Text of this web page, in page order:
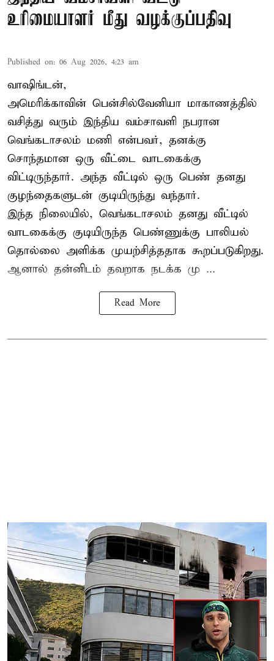
உரிமையாளர் மீது வழக்குப்பதிவு
Published on: 06 Aug 2026, 4:23 am
வாஷிங்டன்,
அமெரிக்காவின் பென்சில்வேனியா மாகாணத்தில்
வசித்து வரும் இந்திய வம்சாவளி நபரான
வெங்கடாசலம் மணி என்பவர், தனக்கு
சொந்தமான ஒரு வீட்டை வாடகைக்கு
விட்டிருந்தார். அந்த வீட்டில் ஒரு பெண் தனது
குழந்தைகளுடன் குடியிருந்து வந்தார்.
இந்த நிலையில், வெங்கடாசலம் தனது வீட்டில்
வாடகைக்கு குடியிருந்த பெண்ணுக்கு பாலியல்
தொல்லை அளிக்க முயற்சித்ததாக கூறப்படுகிறது.
ஆனால் தன்னிடம் தவறாக நடக்க மு ...
Read More